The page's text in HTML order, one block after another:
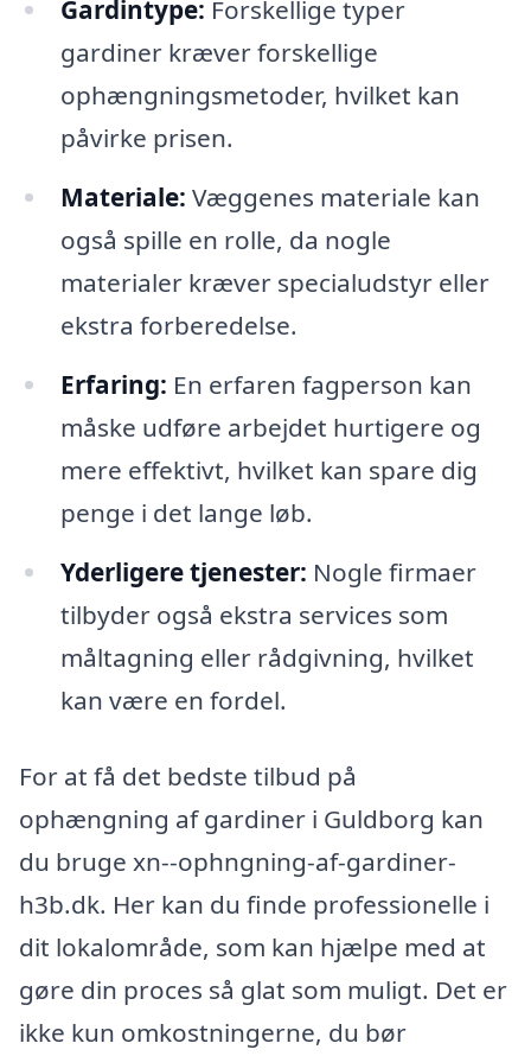
Gardintype: Forskellige typer
gardiner kræver forskellige
ophængningsmetoder, hvilket kan
påvirke prisen.
Materiale: Væggenes materiale kan
også spille en rolle, da nogle
materialer kræver specialudstyr eller
ekstra forberedelse.
Erfaring: En erfaren fagperson kan
måske udføre arbejdet hurtigere og
mere effektivt, hvilket kan spare dig
penge i det lange løb.
Yderligere tjenester: Nogle firmaer
tilbyder også ekstra services som
måltagning eller rådgivning, hvilket
kan være en fordel.
For at få det bedste tilbud på
ophængning af gardiner i Guldborg kan
du bruge xn--ophngning-af-gardiner-
h3b.dk. Her kan du finde professionelle i
dit lokalområde, som kan hjælpe med at
gøre din proces så glat som muligt. Det er
ikke kun omkostningerne, du bør